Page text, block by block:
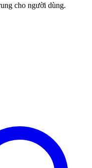
cho người dùng.